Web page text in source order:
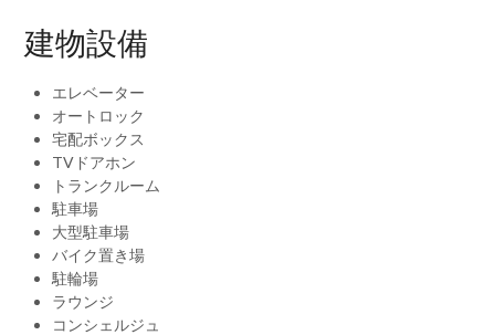
建物設備
エレベーター
オートロック
宅配ボックス
TVドアホン
トランクルーム
駐車場
大型駐車場
バイク置き場
駐輪場
ラウンジ
コンシェルジュ